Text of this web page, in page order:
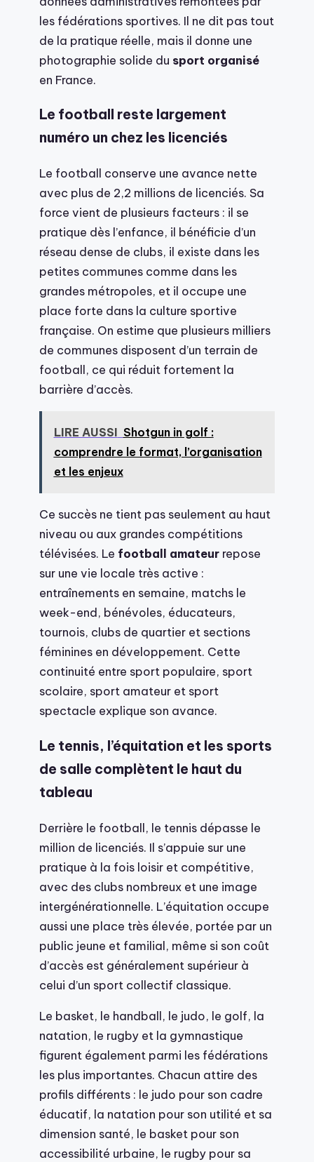
les fédérations sportives. Il ne dit pas tout
de la pratique réelle, mais il donne une
photographie solide du sport organisé
en France.
Le football reste largement
numéro un chez les licenciés
Le football conserve une avance nette
avec plus de 2,2 millions de licenciés. Sa
force vient de plusieurs facteurs : il se
pratique dès l’enfance, il bénéficie d’un
réseau dense de clubs, il existe dans les
petites communes comme dans les
grandes métropoles, et il occupe une
place forte dans la culture sportive
française. On estime que plusieurs milliers
de communes disposent d’un terrain de
football, ce qui réduit fortement la
barrière d’accès.
LIRE AUSSI Shotgun in golf :
comprendre le format, l’organisation
et les enjeux
Ce succès ne tient pas seulement au haut
niveau ou aux grandes compétitions
télévisées. Le football amateur repose
sur une vie locale très active :
entraînements en semaine, matchs le
week-end, bénévoles, éducateurs,
tournois, clubs de quartier et sections
féminines en développement. Cette
continuité entre sport populaire, sport
scolaire, sport amateur et sport
spectacle explique son avance.
Le tennis, l’équitation et les sports
de salle complètent le haut du
tableau
Derrière le football, le tennis dépasse le
million de licenciés. Il s’appuie sur une
pratique à la fois loisir et compétitive,
avec des clubs nombreux et une image
intergénérationnelle. L’équitation occupe
aussi une place très élevée, portée par un
public jeune et familial, même si son coût
d’accès est généralement supérieur à
celui d’un sport collectif classique.
Le basket, le handball, le judo, le golf, la
natation, le rugby et la gymnastique
figurent également parmi les fédérations
les plus importantes. Chacun attire des
profils différents : le judo pour son cadre
éducatif, la natation pour son utilité et sa
dimension santé, le basket pour son
accessibilité urbaine, le rugby pour sa